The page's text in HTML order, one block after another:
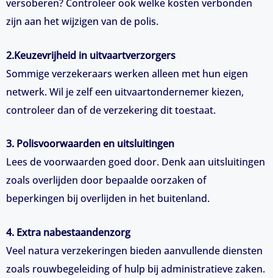
versoberen? Controleer ook welke kosten verbonden
zijn aan het wijzigen van de polis.
2.Keuzevrijheid in uitvaartverzorgers
Sommige verzekeraars werken alleen met hun eigen
netwerk. Wil je zelf een uitvaartondernemer kiezen,
controleer dan of de verzekering dit toestaat.
3. Polisvoorwaarden en uitsluitingen
Lees de voorwaarden goed door. Denk aan uitsluitingen
zoals overlijden door bepaalde oorzaken of
beperkingen bij overlijden in het buitenland.
4. Extra nabestaandenzorg
Veel natura verzekeringen bieden aanvullende diensten
zoals rouwbegeleiding of hulp bij administratieve zaken.